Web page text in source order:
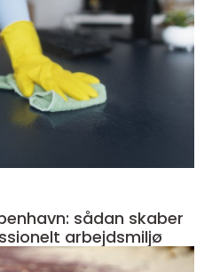
sådan skaber
arbejdsmiljø